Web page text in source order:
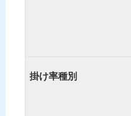
掛け率種別